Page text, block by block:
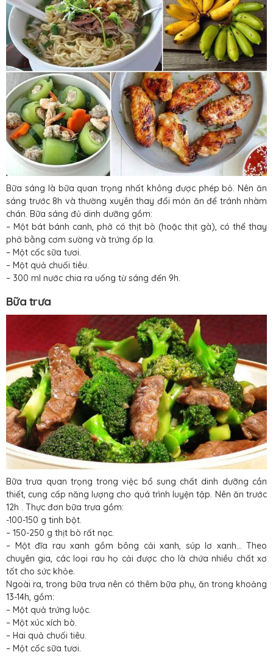
Bữa sáng là bữa quan trọng nhất không được phép bỏ. Nên ăn
sáng trước 8h và thường xuyên thay đổi món ăn để tránh nhàm
chán. Bữa sáng đủ dinh dưỡng gồm:
– Một bát bánh canh, phở có thịt bò (hoặc thịt gà), có thể thay
phở bằng cơm sường và trứng ốp la.
– Một cốc sữa tươi.
– Một quả chuối tiêu.
– 300 ml nước chia ra uống từ sáng đến 9h.
Bữa trưa
Bữa trưa quan trọng trong việc bổ sung chất dinh dưỡng cần
thiết, cung cấp năng lượng cho quá trình luyện tập. Nên ăn trước
12h . Thực đơn bữa trưa gồm:
-100-150 g tinh bột.
– 150-250 g thịt bò rất nạc.
– Một đĩa rau xanh gồm bông cải xanh, súp lơ xanh… Theo
chuyên gia, các loại rau họ cải được cho là chứa nhiều chất xơ
tốt cho sức khỏe.
Ngoài ra, trong bữa trưa nên có thêm bữa phụ, ăn trong khoảng
13-14h, gồm:
– Một quả trứng luộc.
– Một xúc xích bò.
– Hai quả chuối tiêu.
– Một cốc sữa tươi.